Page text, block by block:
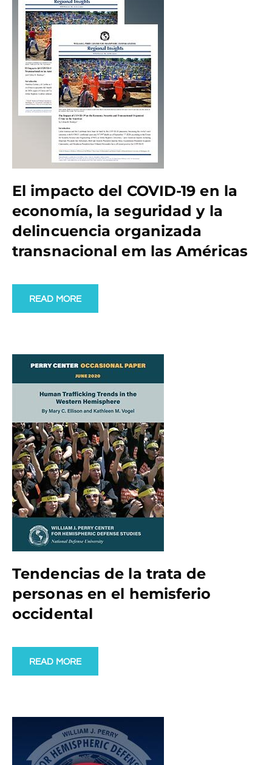
El impacto del COVID-19 en la
economía, la seguridad y la
delincuencia organizada
transnacional em las Américas
READ MORE
Tendencias de la trata de
personas en el hemisferio
occidental
READ MORE